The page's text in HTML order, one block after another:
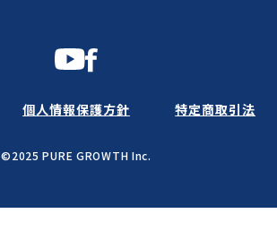
©2025 PURE GROWTH Inc.
個人情報保護方針 特定商取引法